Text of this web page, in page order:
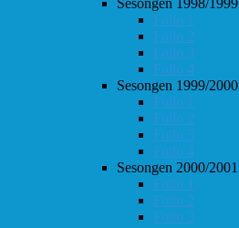
Follo 1
Follo 2
Follo 3
Follo 4
Sesongen 1999/2000
Follo 1
Follo 2
Follo 3
Follo 4
Sesongen 2000/2001
Follo 1
Follo 2
Follo 3